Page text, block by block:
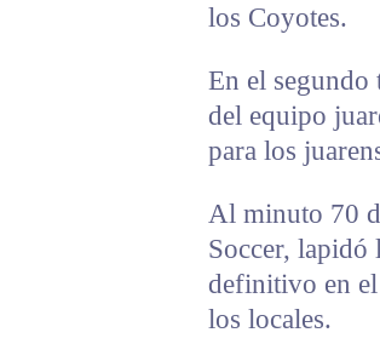
los Coyotes.
En el segundo
del equipo
para los
Al minuto 70
Soccer, lapidó
definitivo en
los locales.